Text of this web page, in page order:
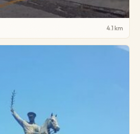
4.1 km